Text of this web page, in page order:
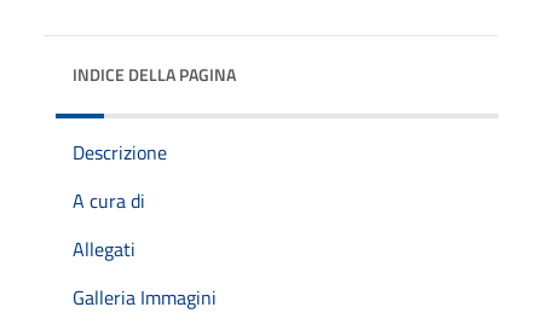
INDICE DELLA PAGINA
Descrizione
A cura di
Allegati
Galleria Immagini